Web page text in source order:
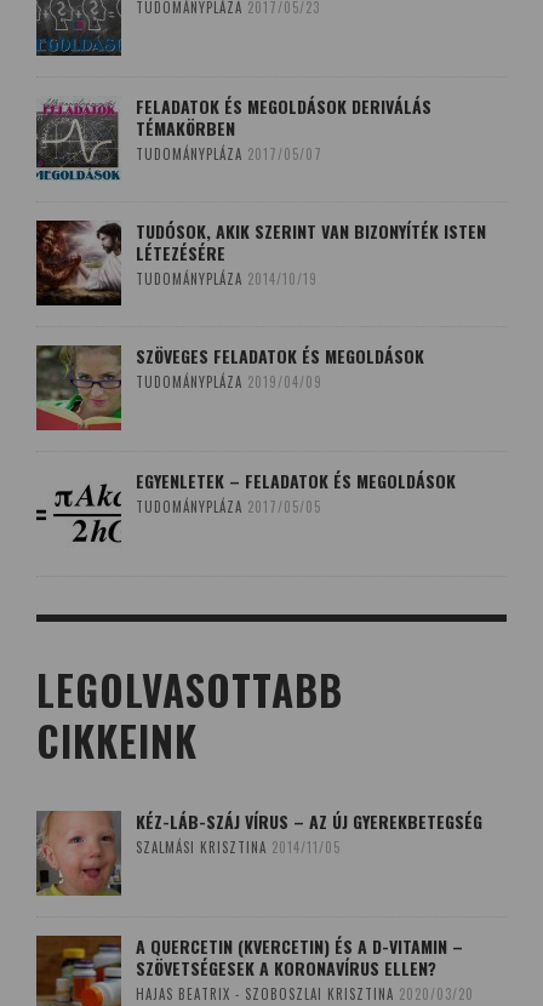
TUDOMÁNYPLÁZA 2017/05/23
FELADATOK ÉS MEGOLDÁSOK DERIVÁLÁS
TÉMAKÖRBEN
TUDOMÁNYPLÁZA 2017/05/07
TUDÓSOK, AKIK SZERINT VAN BIZONYÍTÉK ISTEN
LÉTEZÉSÉRE
TUDOMÁNYPLÁZA 2014/10/19
SZÖVEGES FELADATOK ÉS MEGOLDÁSOK
TUDOMÁNYPLÁZA 2019/04/09
EGYENLETEK – FELADATOK ÉS MEGOLDÁSOK
TUDOMÁNYPLÁZA 2017/05/05
LEGOLVASOTTABB
CIKKEINK
KÉZ-LÁB-SZÁJ VÍRUS – AZ ÚJ GYEREKBETEGSÉG
SZALMÁSI KRISZTINA 2014/11/05
A QUERCETIN (KVERCETIN) ÉS A D-VITAMIN –
SZÖVETSÉGESEK A KORONAVÍRUS ELLEN?
HAJAS BEATRIX - SZOBOSZLAI KRISZTINA 2020/03/20